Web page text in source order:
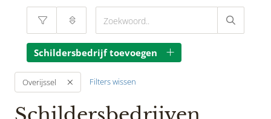
Schildersbedrijf toevoegen
Overijssel Filters wissen